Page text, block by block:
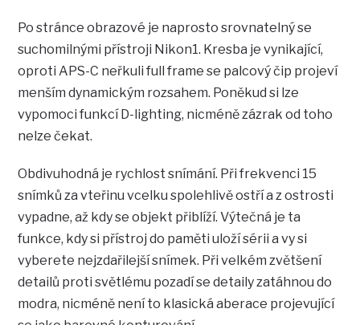
Po stránce obrazové je naprosto srovnatelný se
suchomilnými přístroji Nikon1. Kresba je vynikající,
oproti APS-C neřkuli full frame se palcový čip projeví
menším dynamickým rozsahem. Poněkud si lze
vypomoci funkcí D-lighting, nicméně zázrak od toho
nelze čekat.
Obdivuhodná je rychlost snímání. Při frekvenci 15
snímků za vteřinu vcelku spolehlivě ostří a z ostrosti
vypadne, až kdy se objekt přiblíží. Výtečná je ta
funkce, kdy si přístroj do paměti uloží sérii a vy si
vyberete nejzdařilejší snímek. Při velkém zvětšení
detailů proti světlému pozadí se detaily zatáhnou do
modra, nicméně není to klasická aberace projevující